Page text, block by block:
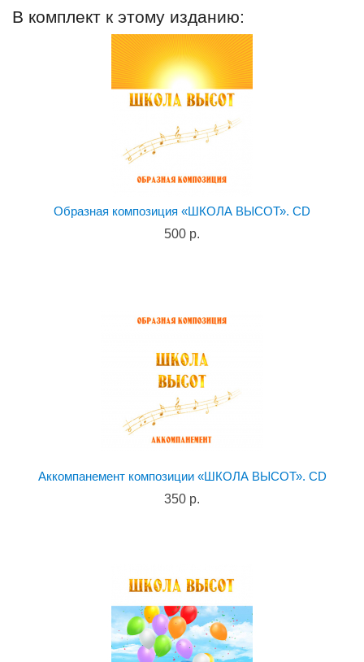
В комплект к этому изданию:
Образная композиция «ШКОЛА ВЫСОТ». CD
500 р.
Аккомпанемент композиции «ШКОЛА ВЫСОТ». CD
350 р.